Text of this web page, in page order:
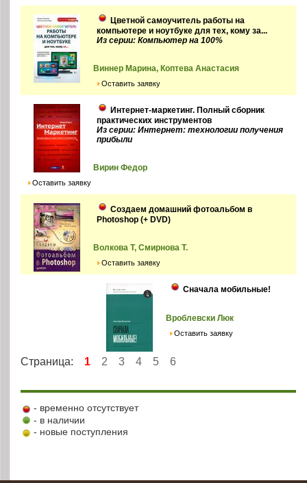
Цветной самоучитель работы на
компьютере и ноутбуке для тех, кому за...
Из серии: Компьютер на 100%
Виннер Марина, Коптева Анастасия
Оставить заявку
Интернет-маркетинг. Полный сборник
практических инструментов
Из серии: Интернет: технологии получения
прибыли
Вирин Федор
Оставить заявку
Создаем домашний фотоальбом в
Photoshop (+ DVD)
Волкова Т, Смирнова Т.
Оставить заявку
Сначала мобильные!
Вроблевски Люк
Оставить заявку
Страница: 1 2 3 4 5 6
- временно отсутствует
- в наличии
- новые поступления